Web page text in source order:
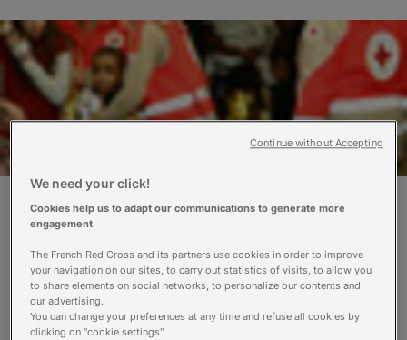
La Croix-Rouge française envoie une
équipe médicale d’urgence et vient en
aide aux milliers de réfugiés installés
dans les camps basés à la frontière
tchado-camerounaise.
We need your click!
Cookies help us to adapt our communications to generate more
engagement
The French Red Cross and its partners use cookies in order to improve
your navigation on our sites, to carry out statistics of visits, to allow you
to share elements on social networks, to personalize our contents and
our advertising.
You can change your preferences at any time and refuse all cookies by
clicking on "cookie settings".
Continue without Accepting